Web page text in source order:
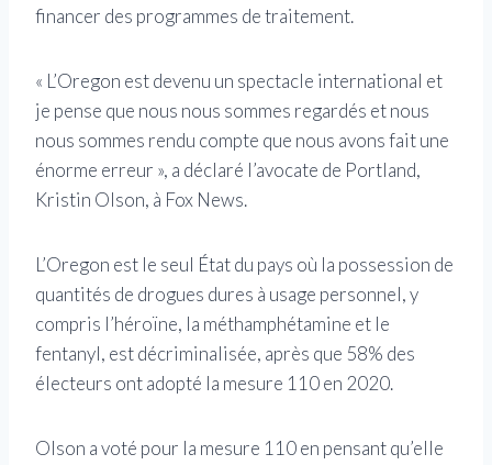
financer des programmes de traitement.
« L’Oregon est devenu un spectacle international et
je pense que nous nous sommes regardés et nous
nous sommes rendu compte que nous avons fait une
énorme erreur », a déclaré l’avocate de Portland,
Kristin Olson, à Fox News.
L’Oregon est le seul État du pays où la possession de
quantités de drogues dures à usage personnel, y
compris l’héroïne, la méthamphétamine et le
fentanyl, est décriminalisée, après que 58% des
électeurs ont adopté la mesure 110 en 2020.
Olson a voté pour la mesure 110 en pensant qu’elle